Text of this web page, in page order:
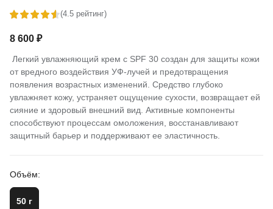
(4.5 рейтинг)
8 600 ₽
Легкий увлажняющий крем с SPF 30 создан для защиты кожи
от вредного воздействия УФ-лучей и предотвращения
появления возрастных изменений. Средство глубоко
увлажняет кожу, устраняет ощущение сухости, возвращает ей
сияние и здоровый внешний вид. Активные компоненты
способствуют процессам омоложения, восстанавливают
защитный барьер и поддерживают ее эластичность.
Объём:
50 г